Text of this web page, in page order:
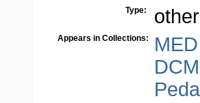
Type: other
Appears in Collections: